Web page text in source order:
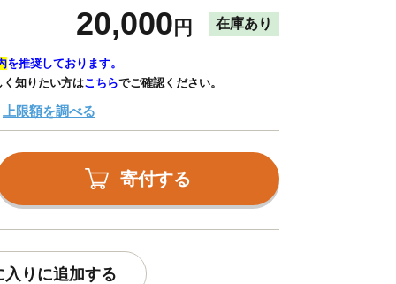
20,000 円 在庫あり
を推奨しております。
く知りたい方はこちらでご確認ください。
上限額を調べる
寄付する
入りに追加する